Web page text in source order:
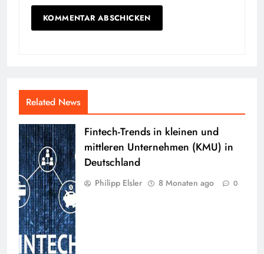
Related News
Fintech-Trends in kleinen und
mittleren Unternehmen (KMU) in
Deutschland
Philipp Elsler 8 Monaten ago 0